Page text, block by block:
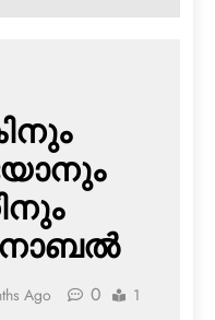
നോബല്‍
Ago 0
1